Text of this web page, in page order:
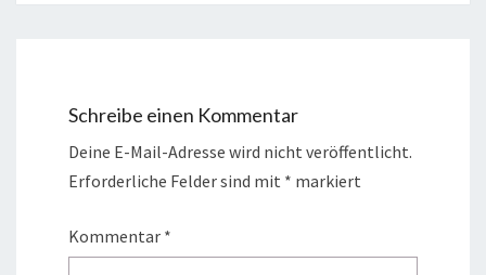
Schreibe einen Kommentar
Deine E-Mail-Adresse wird nicht veröffentlicht.
Erforderliche Felder sind mit * markiert
Kommentar *